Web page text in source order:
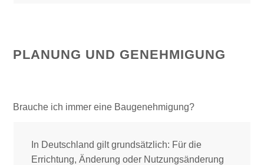
PLANUNG UND GENEHMIGUNG
Brauche ich immer eine Baugenehmigung?
In Deutschland gilt grundsätzlich: Für die
Errichtung, Änderung oder Nutzungsänderung